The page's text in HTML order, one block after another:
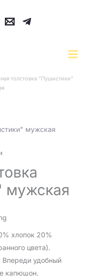
толстовка "Пушистики"
мужская
хлопок 20%
цвета).
Впереди удобный
капюшон.